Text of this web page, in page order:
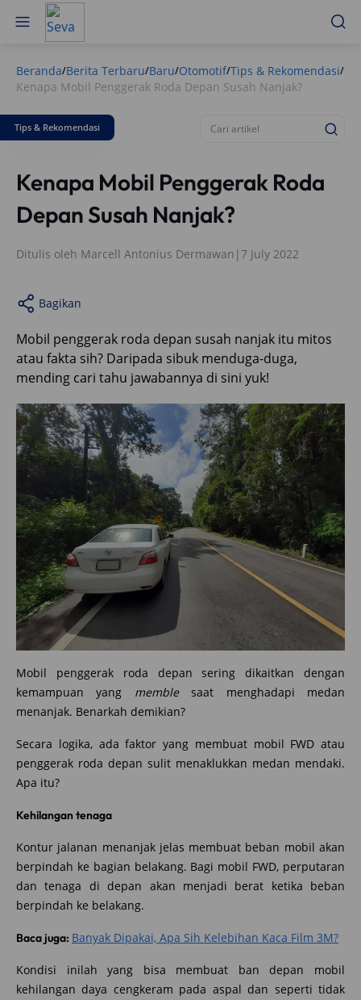
Beranda/Berita Terbaru/Baru/Otomotif/Tips & Rekomendasi/
Kenapa Mobil Penggerak Roda Depan Susah Nanjak?
Tips & Rekomendasi
Kenapa Mobil Penggerak Roda
Depan Susah Nanjak?
Ditulis oleh Marcell Antonius Dermawan |7 July 2022
Bagikan
Mobil penggerak roda depan susah nanjak itu mitos
atau fakta sih? Daripada sibuk menduga-duga,
mending cari tahu jawabannya di sini yuk!
Mobil penggerak roda depan sering dikaitkan dengan
kemampuan yang memblesaat menghadapi medan
menanjak. Benarkah demikian?
Secara logika, ada faktor yang membuat mobil FWD atau
penggerak roda depan sulit menaklukkan medan mendaki.
Apa itu?
Kehilangan tenaga
Kontur jalanan menanjak jelas membuat beban mobil akan
berpindah ke bagian belakang. Bagi mobil FWD, perputaran
dan tenaga di depan akan menjadi berat ketika beban
berpindah ke belakang.
Baca juga: Banyak Dipakai, Apa Sih Kelebihan Kaca Film 3M?
Kondisi inilah yang bisa membuat ban depan mobil
kehilangan daya cengkeram pada aspal dan seperti tidak